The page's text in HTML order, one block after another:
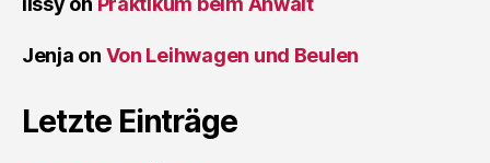
Jenja on Von Leihwagen und Beulen
Letzte Einträge